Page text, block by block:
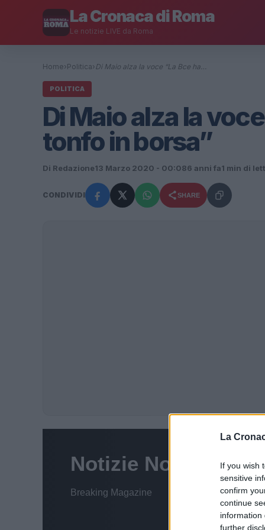
La
If you wish
sensitive
confirm
continue
information
further
La Cronaca di Roma
Le notizie LIVE da Roma
Home› Politica› Di Maio alza la voce “La Bce ha…
POLITICA
Di Maio alza la
tonfo in borsa”
Di Redazione13 Marzo 2020 - 00:086 anni fa1 min di
CONDIVIDI SHARE